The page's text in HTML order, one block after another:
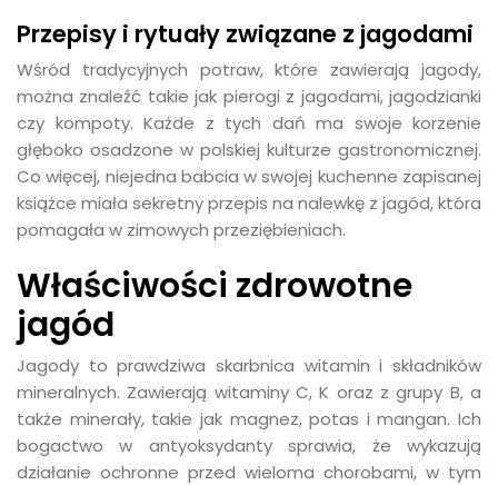
Przepisy i rytuały związane z jagodami
Wśród tradycyjnych potraw, które zawierają jagody,
można znaleźć takie jak pierogi z jagodami, jagodzianki
czy kompoty. Każde z tych dań ma swoje korzenie
głęboko osadzone w polskiej kulturze gastronomicznej.
Co więcej, niejedna babcia w swojej kuchenne zapisanej
książce miała sekretny przepis na nalewkę z jagód, która
pomagała w zimowych przeziębieniach.
Właściwości zdrowotne
jagód
Jagody to prawdziwa skarbnica witamin i składników
mineralnych. Zawierają witaminy C, K oraz z grupy B, a
także minerały, takie jak magnez, potas i mangan. Ich
bogactwo w antyoksydanty sprawia, że wykazują
działanie ochronne przed wieloma chorobami, w tym